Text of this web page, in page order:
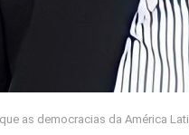
as democracias da América Latina estão estagnadas